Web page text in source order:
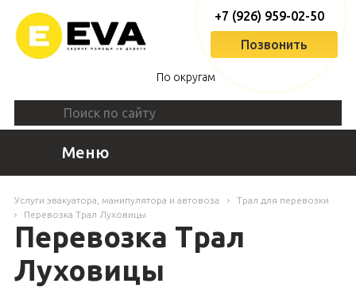
По округам
+7 (926) 959-02-50
Позвонить
Меню
Услуги эвакуатора, манипулятора и автовоза
Трал для перевозки
Перевозка Трал Луховицы
Перевозка Трал
Луховицы